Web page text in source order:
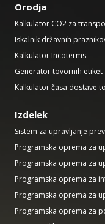
Orodja
Kalkulator CO2 za
Iskalnik državnih
Kalkulator Incoterms
Generator tovornih etiket
Kalkulator časa dostave
Izdelek
Sistem za upravljanje
Programska oprema za
Programska oprema za
Programska oprema za
Programska oprema za
Programska oprema za